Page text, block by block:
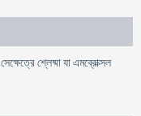
শ্লেষ্মা যা এমব্রোক্সল